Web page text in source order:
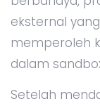
eksternal
memperoleh
dalam
Setelah